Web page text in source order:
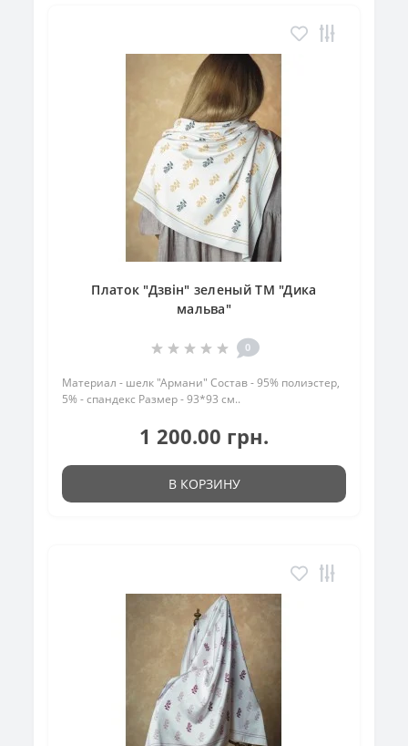
Платок "Дзвін" зеленый ТМ "Дика
мальва"
0
Материал - шелк "Армани" Состав - 95% полиэстер,
5% - спандекс Размер - 93*93 см..
1 200.00 грн.
В КОРЗИНУ